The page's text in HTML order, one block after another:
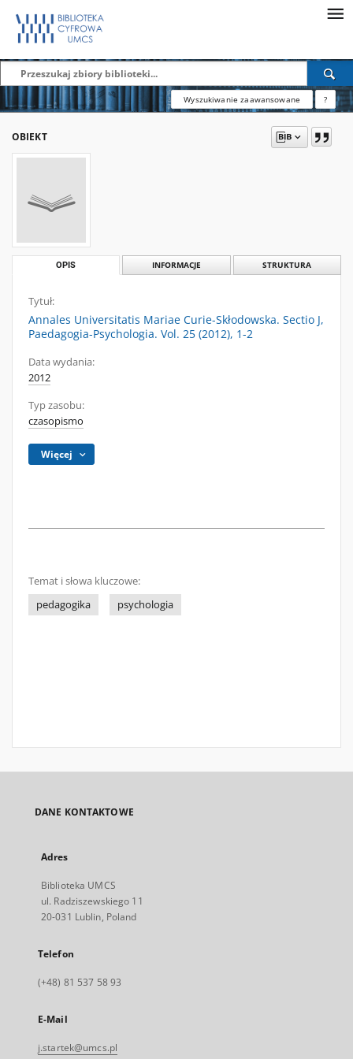
Wyszukiwanie zaawansowane ?
OBIEKT
OPIS INFORMACJE STRUKTURA
Tytuł:
Annales Universitatis Mariae Curie-Skłodowska. Sectio J,
Paedagogia-Psychologia. Vol. 25 (2012), 1-2
Data wydania:
2012
Typ zasobu:
czasopismo
Więcej
Temat i słowa kluczowe:
pedagogika
psychologia
DANE KONTAKTOWE
Adres
Biblioteka UMCS
ul. Radziszewskiego 11
20-031 Lublin, Poland
Telefon
(+48) 81 537 58 93
E-Mail
j.startek@umcs.pl